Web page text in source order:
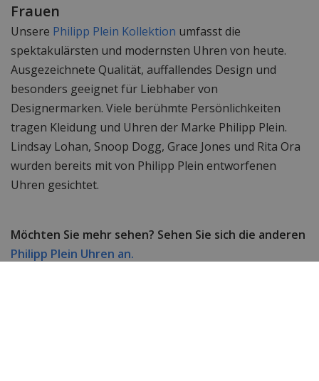
Frauen
Unsere Philipp Plein Kollektion umfasst die
spektakulärsten und modernsten Uhren von heute.
Ausgezeichnete Qualität, auffallendes Design und
besonders geeignet für Liebhaber von
Designermarken. Viele berühmte Persönlichkeiten
tragen Kleidung und Uhren der Marke Philipp Plein.
Lindsay Lohan, Snoop Dogg, Grace Jones und Rita Ora
wurden bereits mit von Philipp Plein entworfenen
Uhren gesichtet.
Möchten Sie mehr sehen? Sehen Sie sich die anderen
Philipp Plein Uhren an.